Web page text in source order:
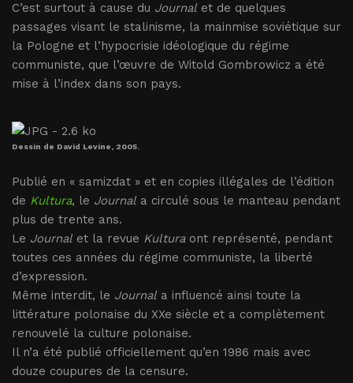
C’est surtout à cause du Journal et de quelques
passages visant le stalinisme, la mainmise soviétique sur
la Pologne et l’hypocrisie idéologique du régime
communiste, que l’œuvre de Witold Gombrowicz a été
mise à l’index dans son pays.
Dessin de David Levine, 2005.
Publié en « samizdat » et en copies illégales de l’édition
de Kultura, le Journal a circulé sous le manteau pendant
plus de trente ans.
Le Journal et la revue Kulturaont représenté, pendant
toutes ces années du régime communiste, la liberté
d’expression.
Même interdit, le Journal a influencé ainsi toute la
littérature polonaise du XXe siècle et a complètement
renouvelé la culture polonaise.
Il n’a été publié officiellement qu’en 1986 mais avec
douze coupures de la censure.